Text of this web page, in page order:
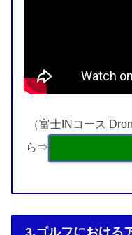
（富士INコース
ら⇒